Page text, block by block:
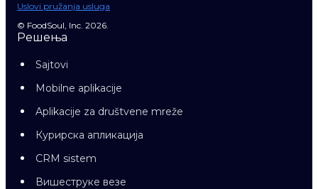
Uslovi pružanja usluga
© FoodSoul, Inc. 2026.
Решења
Sajtovi
Mobilne aplikacije
Aplikacije za društvene mreže
Курирска апликација
CRM sistem
Вишеструке везе